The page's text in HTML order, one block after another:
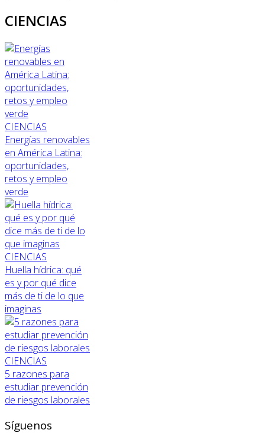
CIENCIAS
CIENCIAS
Energías renovables
en América Latina:
oportunidades,
retos y empleo
verde
CIENCIAS
Huella hídrica: qué
es y por qué dice
más de ti de lo que
imaginas
CIENCIAS
5 razones para
estudiar prevención
de riesgos laborales
Síguenos